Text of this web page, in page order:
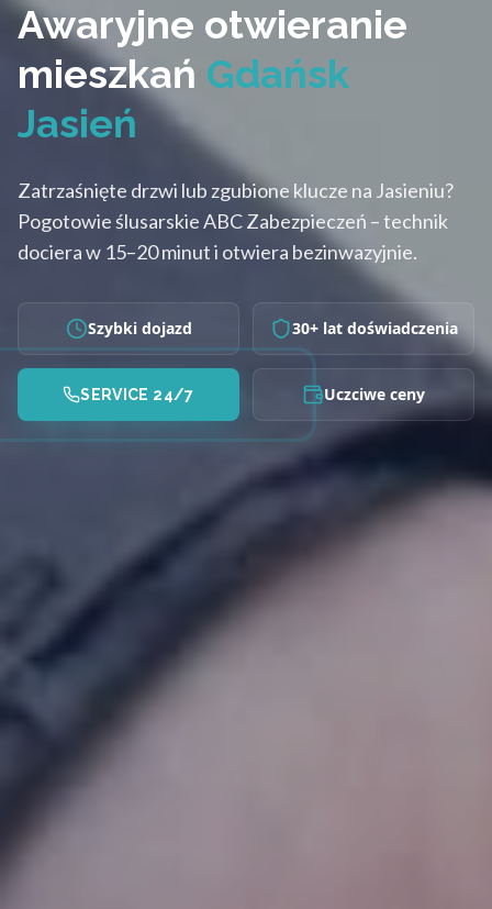
Awaryjne otwieranie
mieszkań Gdańsk
Jasień
Zatrzaśnięte drzwi lub zgubione klucze na Jasieniu?
Pogotowie ślusarskie ABC Zabezpieczeń – technik
dociera w 15–20 minut i otwiera bezinwazyjnie.
Szybki dojazd 30+ lat doświadczenia
SERVICE 24/7 Uczciwe ceny